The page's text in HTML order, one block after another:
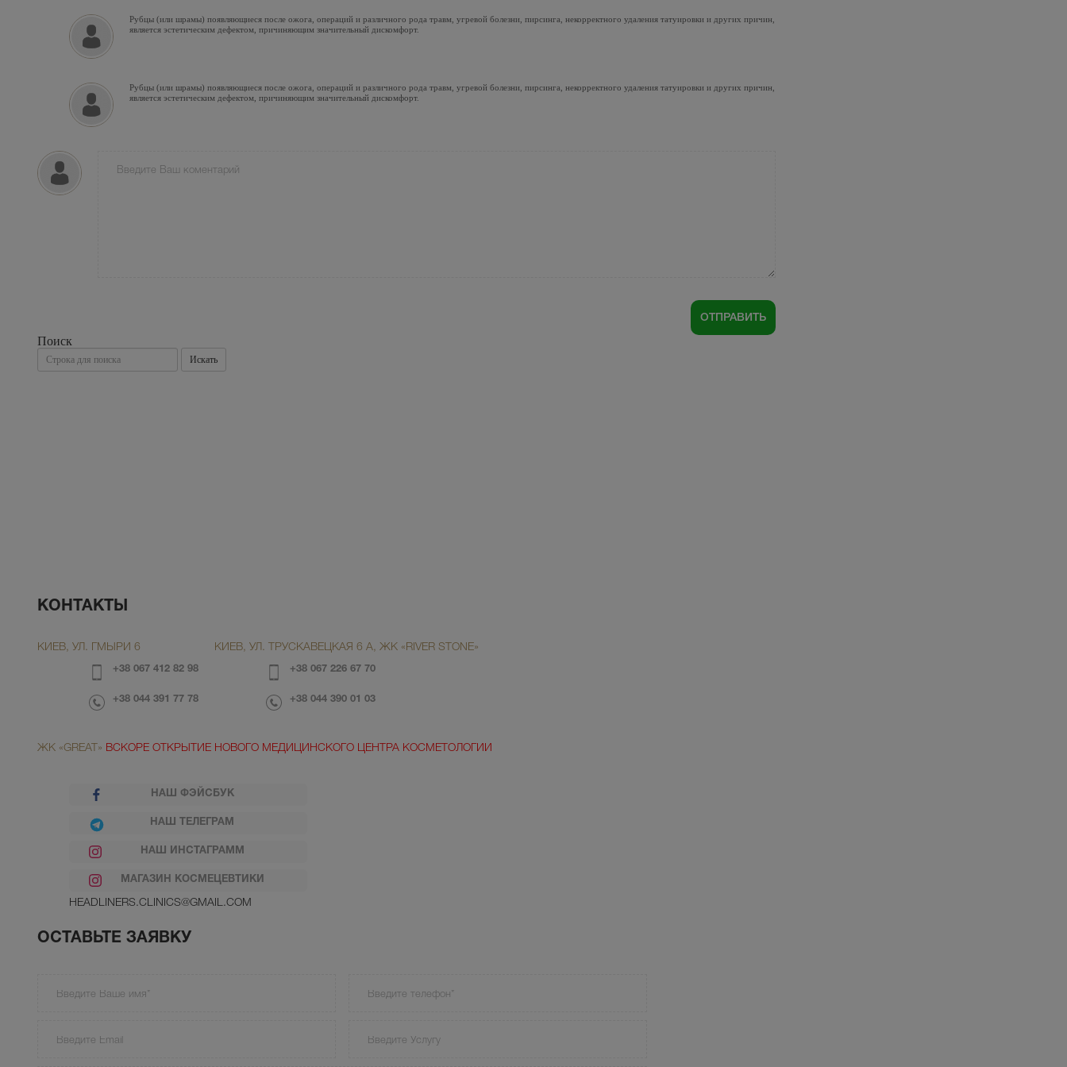
Рубцы (или шрамы) появляющиеся после ожога, операций и различного рода травм, угревой болезни, пирсинга, некорректного удаления татуировки и других причин,
является эстетическим дефектом, причиняющим значительный дискомфорт.
Рубцы (или шрамы) появляющиеся после ожога, операций и различного рода травм, угревой болезни, пирсинга, некорректного удаления татуировки и других причин,
является эстетическим дефектом, причиняющим значительный дискомфорт.
Поиск
Поиск
Искать
КОНТАКТЫ
КИЕВ, УЛ. ГМЫРИ 6
+38 067 412 82 98
+38 044 391 77 78
КИЕВ, УЛ. ТРУСКАВЕЦКАЯ 6 А, ЖК «RIVER STONE»
+38 067 226 67 70
+38 044 390 01 03
ЖК «GREAT» ВСКОРЕ ОТКРЫТИЕ НОВОГО МЕДИЦИНСКОГО ЦЕНТРА КОСМЕТОЛОГИИ
НАШ ФЭЙСБУК
НАШ ТЕЛЕГРАМ
НАШ ИНСТАГРАММ
МАГАЗИН КОСМЕЦЕВТИКИ
HEADLINERS.CLINICS@GMAIL.COM
ОСТАВЬТЕ ЗАЯВКУ